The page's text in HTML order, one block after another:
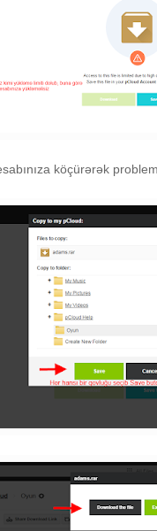
köçürərək